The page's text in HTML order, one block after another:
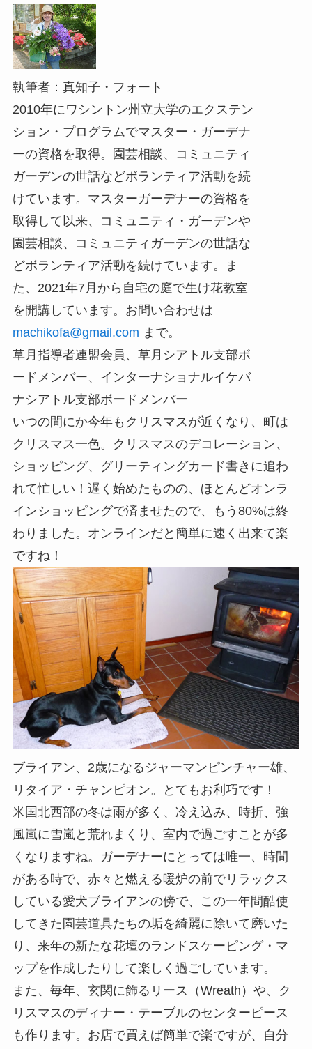
執筆者：真知子・フォート
2010年にワシントン州立大学のエクステン
ション・プログラムでマスター・ガーデナ
ーの資格を取得。園芸相談、コミュニティ
ガーデンの世話などボランティア活動を続
けています。マスターガーデナーの資格を
取得して以来、コミュニティ・ガーデンや
園芸相談、コミュニティガーデンの世話な
どボランティア活動を続けています。ま
た、2021年7月から自宅の庭で生け花教室
を開講しています。お問い合わせは
machikofa@gmail.com まで。
草月指導者連盟会員、草月シアトル支部ボ
ードメンバー、インターナショナルイケバ
ナシアトル支部ボードメンバー
いつの間にか今年もクリスマスが近くなり、町は
クリスマス一色。クリスマスのデコレーション、
ショッピング、グリーティングカード書きに追わ
れて忙しい！遅く始めたものの、ほとんどオンラ
インショッピングで済ませたので、もう80%は終
わりました。オンラインだと簡単に速く出来て楽
ですね！
ブライアン、2歳になるジャーマンピンチャー雄、
リタイア・チャンピオン。とてもお利巧です！
米国北西部の冬は雨が多く、冷え込み、時折、強
風嵐に雪嵐と荒れまくり、室内で過ごすことが多
くなりますね。ガーデナーにとっては唯一、時間
がある時で、赤々と燃える暖炉の前でリラックス
している愛犬ブライアンの傍で、この一年間酷使
してきた園芸道具たちの垢を綺麗に除いて磨いた
り、来年の新たな花壇のランドスケーピング・マ
ップを作成したりして楽しく過ごしています。
また、毎年、玄関に飾るリース（Wreath）や、ク
リスマスのディナー・テーブルのセンターピース
も作ります。お店で買えば簡単で楽ですが、自分